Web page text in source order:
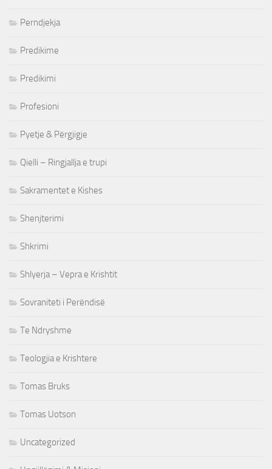
Perndjekja
Predikime
Predikimi
Profesioni
Pyetje & Përgjigje
Qielli – Ringjallja e trupi
Sakramentet e Kishes
Shenjterimi
Shkrimi
Shlyerja – Vepra e Krishtit
Sovraniteti i Perëndisë
Te Ndryshme
Teologjia e Krishtere
Tomas Bruks
Tomas Uotson
Uncategorized